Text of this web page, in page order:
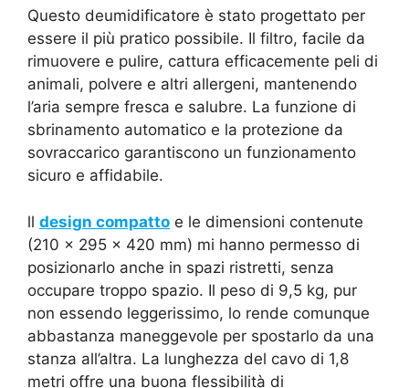
Questo deumidificatore è stato progettato per
essere il più pratico possibile. Il filtro, facile da
rimuovere e pulire, cattura efficacemente peli di
animali, polvere e altri allergeni, mantenendo
l’aria sempre fresca e salubre. La funzione di
sbrinamento automatico e la protezione da
sovraccarico garantiscono un funzionamento
sicuro e affidabile.
ll design compatto e le dimensioni contenute
(210 x 295 x 420 mm) mi hanno permesso di
posizionarlo anche in spazi ristretti, senza
occupare troppo spazio. Il peso di 9,5 kg, pur
non essendo leggerissimo, lo rende comunque
abbastanza maneggevole per spostarlo da una
stanza all’altra. La lunghezza del cavo di 1,8
metri offre una buona flessibilità di